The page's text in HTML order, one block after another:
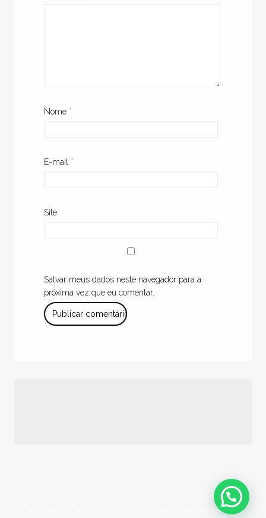
Nome *
E-mail *
Site
Salvar meus dados neste navegador para a
próxima vez que eu comentar.
© CAMILA KLEIN INSPIRAÇÕES + INTERIORES